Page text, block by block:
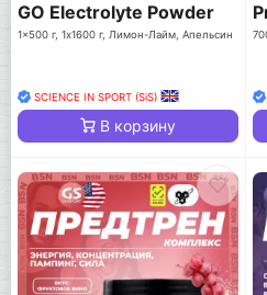
GO Electrolyte Powder
1x500 г, 1x1600 г, Лимон-Лайм, Апельсин
SCIENCE IN SPORT (SiS)
В корзину